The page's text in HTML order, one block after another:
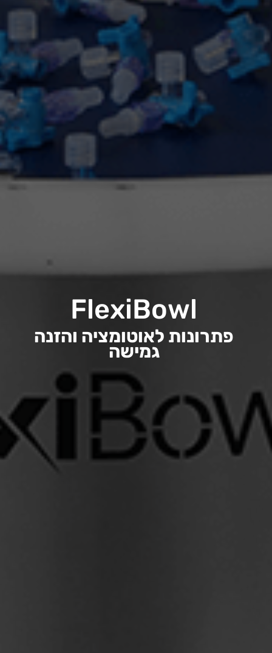
FlexiBowl
פתרונות לאוטומציה והזנה
גמישה